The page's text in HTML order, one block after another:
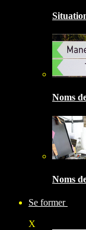
Noms
Noms
Se former
X